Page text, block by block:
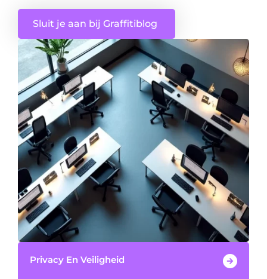
Sluit je aan bij Graffitiblog
Privacy En Veiligheid